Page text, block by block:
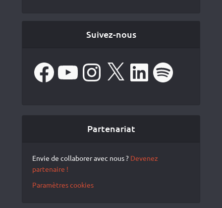
Suivez-nous
FacebookYouTube Instagram LinkedIn Spotify
Partenariat
Envie de collaborer avec nous ? Devenez
partenaire !
Paramètres cookies